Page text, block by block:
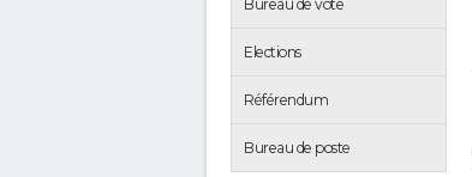
Bureau de vote
Elections
Référendum
Bureau de poste